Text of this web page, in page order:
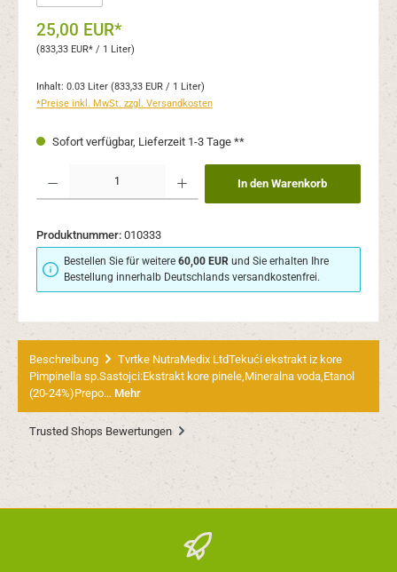
25,00 EUR*
(833,33 EUR* / 1 Liter)
Inhalt: 0.03 Liter (833,33 EUR / 1 Liter)
*Preise inkl. MwSt. zzgl. Versandkosten
Sofort verfügbar, Lieferzeit 1-3 Tage **
In den Warenkorb
Produktnummer: 010333
Bestellen Sie für weitere60,00 EUR und Sie erhalten Ihre
Bestellung innerhalb Deutschlands versandkostenfrei.
Beschreibung
Tvrtke NutraMedix LtdTekući ekstrakt iz kore
Pimpinella sp.Sastojci:Ekstrakt kore pinele,Mineralna voda,Etanol
(20-24%)Prepo… Mehr
Trusted Shops Bewertungen